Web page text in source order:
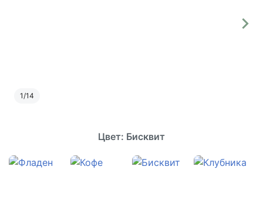
1/14
Цвет: Бисквит